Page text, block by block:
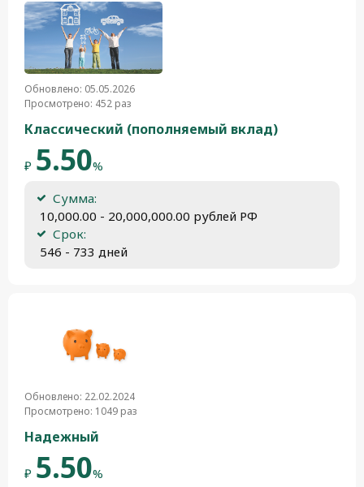
Обновлено: 05.05.2026
Просмотрено: 452 раз
Классический (пополняемый вклад)
₽ 5.50%
Сумма:
10,000.00 - 20,000,000.00 рублей РФ
Срок:
546 - 733 дней
Обновлено: 22.02.2024
Просмотрено: 1049 раз
Надежный
₽ 5.50%